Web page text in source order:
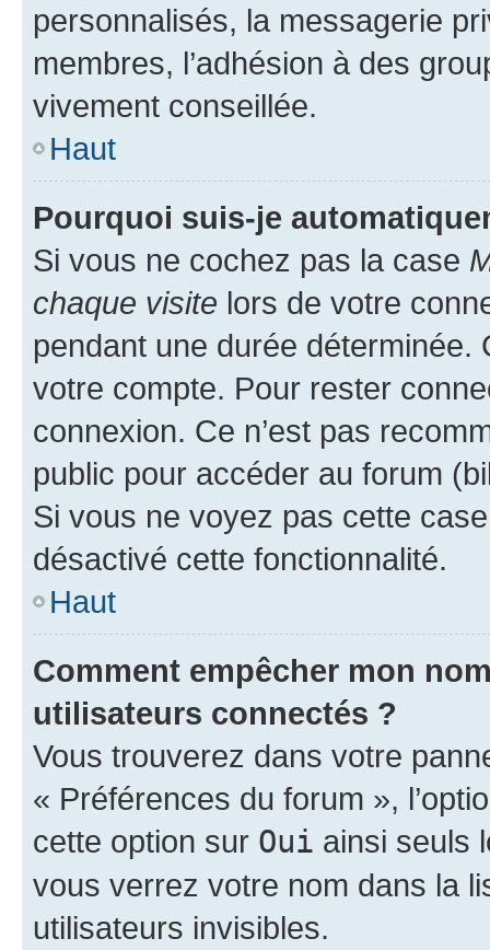
personnalisés, la messagerie
membres, l’adhésion à des
vivement conseillée.
Haut
Pourquoi suis-je
Si vous ne cochez pas la case
chaque visite lors de votre
pendant une durée déterminée.
votre compte. Pour rester
connexion. Ce n’est pas
public pour accéder au forum
Si vous ne voyez pas cette
désactivé cette fonctionnalité.
Haut
Comment empêcher mon
utilisateurs connectés ?
Vous trouverez dans votre
« Préférences du forum »,
cette option sur Oui ainsi seuls
vous verrez votre nom dans la
utilisateurs invisibles.